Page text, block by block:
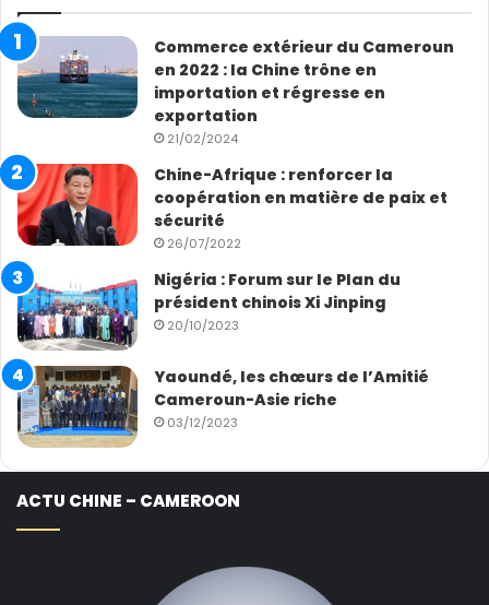
Commerce extérieur du Cameroun
en 2022 : la Chine trône en
importation et régresse en
exportation
21/02/2024
Chine-Afrique : renforcer la
coopération en matière de paix et
sécurité
26/07/2022
Nigéria : Forum sur le Plan du
président chinois Xi Jinping
20/10/2023
Yaoundé, les chœurs de l’Amitié
Cameroun-Asie riche
03/12/2023
ACTU CHINE – CAMEROON